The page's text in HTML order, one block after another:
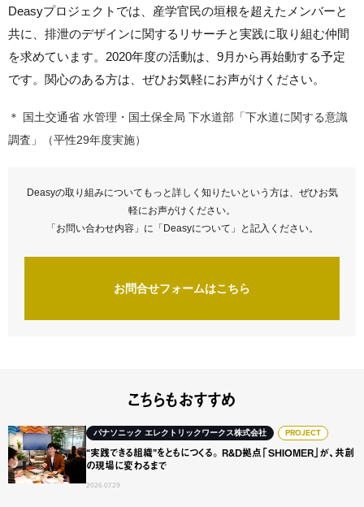
Deasyプロジェクトでは、産学官民の垣根を超えたメンバーと
共に、排泄のデザインに関するリサーチと実践に取り組む仲間
を求めています。2020年度の活動は、9月から再始動する予定
です。関心のある方は、ぜひお気軽にお声がけください。
＊ 国土交通省 水管理・国土保全局 下水道部「下水道に関する意識
調査」（平性29年度実施）
Deasyの取り組みについてもっと詳しく知りたいという方は、ぜひお気
軽にお声がけください。
「お問い合わせ内容」に「Deasyについて」と記入ください。
お問合せフォームはこちら
こちらもおすすめ
パナソニック エレクトリックワークス株式会社 PROJECT
“実践できる組織”をともにつくる。 R&D拠点「SHIOMER」が、共創
の現場に変わるまで
2026.07.29
“実践できる組織”をともにつくる。 R&D拠点「SHIOMER